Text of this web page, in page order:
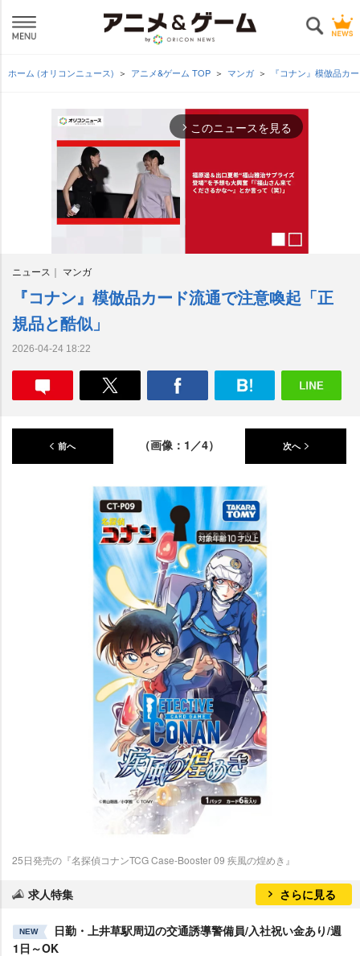
ホーム (オリコンニュース) アニメ&ゲーム TOP マンガ 『コナン』模倣品カ
arrow_forward_ios このニュースを見る
M
ニュース マンガ
『コナン』模倣品カード流通で注意喚起「正
規品と酷似」
2026-04-24 18:22
前へ （画像：1／4） 次へ
25日発売の『名探偵コナンTCG Case-Booster 09 疾風の煌めき』
求人特集 さらに見る
NEW
日勤・上井草駅周辺の交通誘導警備員/入社祝い金あり/週
1日～OK